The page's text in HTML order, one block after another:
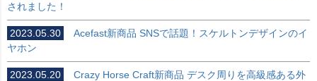
されました！
2023.05.30
Acefast新商品 SNSで話題！スケルトンデザインのイ
ヤホン
2023.05.20
Crazy Horse Craft新商品 デスク周りを高級感ある外